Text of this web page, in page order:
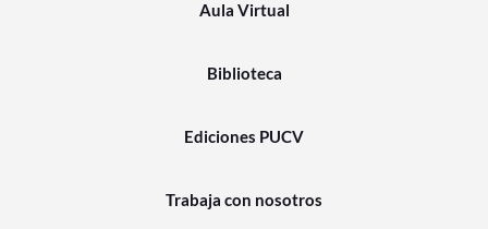
Aula Virtual
Biblioteca
Ediciones PUCV
Trabaja con nosotros